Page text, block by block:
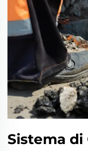
Sistema